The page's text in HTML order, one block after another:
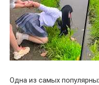
Одна из самых